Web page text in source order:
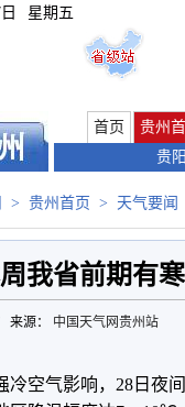
星期五
首页 贵州
贵阳
> 贵州首页 > 天气要闻
我省前期有
来源： 中国天气网贵州站
气影响，28日夜间